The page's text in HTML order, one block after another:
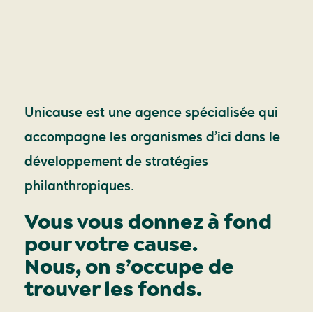
Unicause est une agence spécialisée qui
accompagne les organismes d’ici dans le
développement de stratégies
philanthropiques.
Vous vous donnez à fond
pour votre cause.
Nous, on s’occupe de
trouver les fonds.